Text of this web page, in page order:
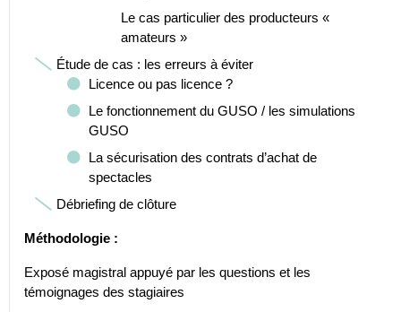
Le cas particulier des producteurs «
amateurs »
Étude de cas : les erreurs à éviter
Licence ou pas licence ?
Le fonctionnement du GUSO / les simulations
GUSO
La sécurisation des contrats d’achat de
spectacles
Débriefing de clôture
Méthodologie :
Exposé magistral appuyé par les questions et les
témoignages des stagiaires